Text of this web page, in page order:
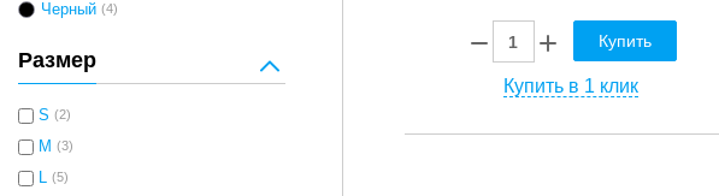
Черный (4)
Размер
S (2)
M (3)
L (5)
Купить
Купить в 1 клик